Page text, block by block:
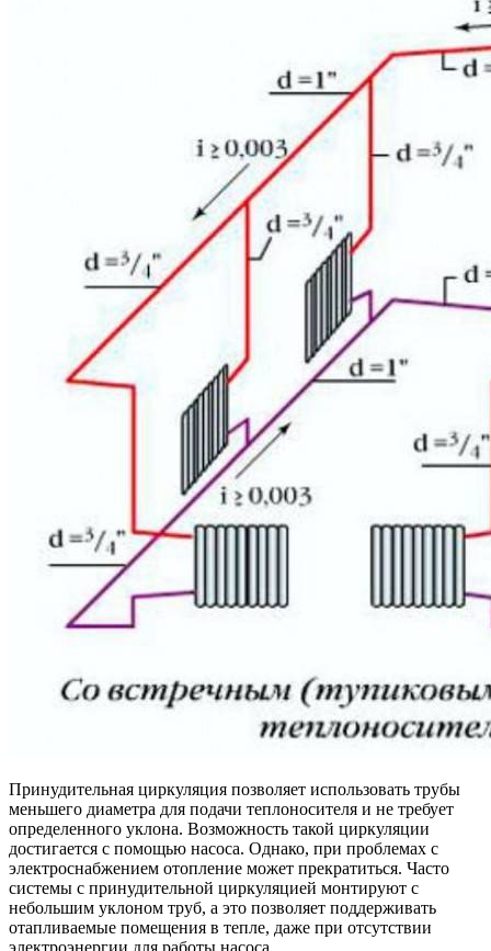
Принудительная циркуляция позволяет использовать трубы
меньшего диаметра для подачи теплоносителя и не требует
определенного уклона. Возможность такой циркуляции
достигается с помощью насоса. Однако, при проблемах с
электроснабжением отопление может прекратиться. Часто
системы с принудительной циркуляцией монтируют с
небольшим уклоном труб, а это позволяет поддерживать
отапливаемые помещения в тепле, даже при отсутствии
электроэнергии для работы насоса.